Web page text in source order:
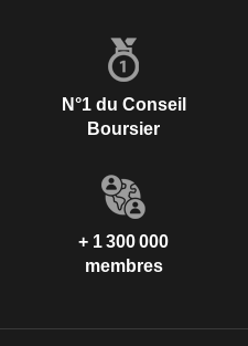
N°1 du Conseil
Boursier
+ 1 300 000
membres